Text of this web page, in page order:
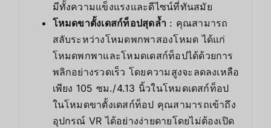
มีทั้งความแข็งแรงและดีไซน์ที่ทันสมัย
โหมดขาตั้งเดสก์ท็อปสุดล้ำ : คุณสามารถ
สลับระหว่างโหมดพกพาสองโหมด ได้แก่
โหมดพกพาและโหมดเดสก์ท็อปได้ด้วยการ
พลิกอย่างรวดเร็ว โดยความสูงจะลดลงเหลือ
เพียง 105 ซม./4.13 นิ้วในโหมดเดสก์ท็อป
ในโหมดขาตั้งเดสก์ท็อป คุณสามารถเข้าถึง
อุปกรณ์ VR ได้อย่างง่ายดายโดยไม่ต้องเปิด